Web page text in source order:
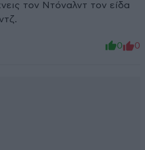
τον Ντόναλντ τον είδα
0 0